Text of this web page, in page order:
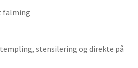
falming
stensilering og direkte på